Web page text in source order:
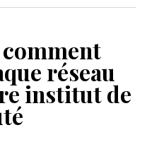
réseau
institut de